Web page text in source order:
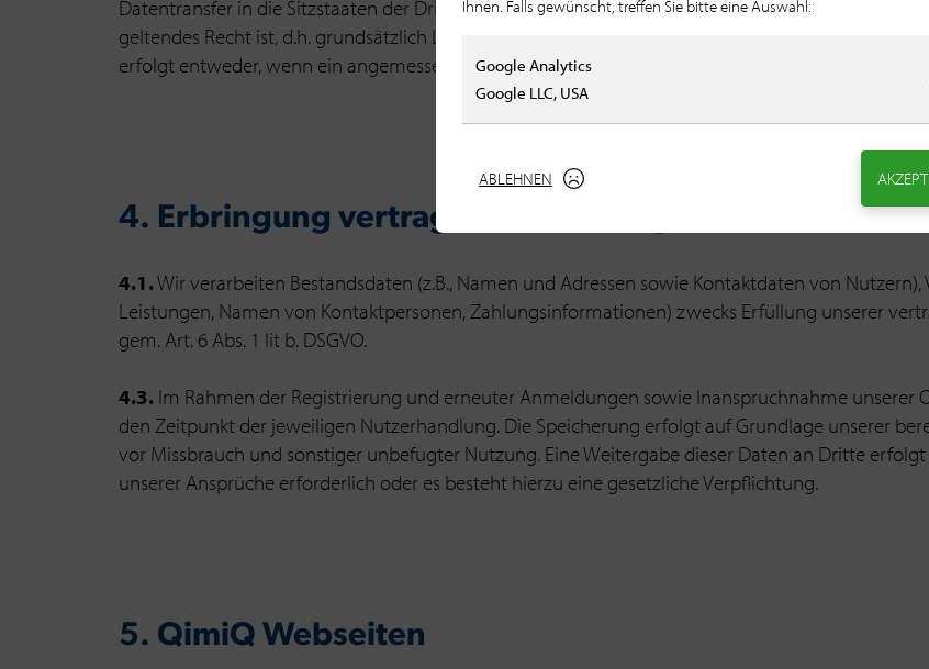
Datentransfer in die Sitzstaaten der Drittanbieter stattfindet. Als Drittstaaten sind Länder zu
geltendes Recht ist, d.h. grundsätzlich Länder außerhalb der EU, bzw. des Europäischen
erfolgt entweder, wenn ein angemessenes Datenschutzniveau, eine Einwilligung der Nutzer oder
4. Erbringung vertraglicher Leistungen
4.1.Wir verarbeiten Bestandsdaten (z.B., Namen und Adressen sowie Kontaktdaten von
Leistungen, Namen von Kontaktpersonen, Zahlungsinformationen) zwecks Erfüllung unserer
gem. Art. 6 Abs. 1 lit b. DSGVO.
4.3. Im Rahmen der Registrierung und erneuter Anmeldungen sowie Inanspruchnahme unserer
den Zeitpunkt der jeweiligen Nutzerhandlung. Die Speicherung erfolgt auf Grundlage unserer
vor Missbrauch und sonstiger unbefugter Nutzung. Eine Weitergabe dieser Daten an Dritte
unserer Ansprüche erforderlich oder es besteht hierzu eine gesetzliche Verpflichtung.
5. QimiQ Webseiten
Ihnen. Falls gewünscht, treffen Sie bitte eine Auswahl:
Google Analytics
Google LLC, USA
ABLEHNEN